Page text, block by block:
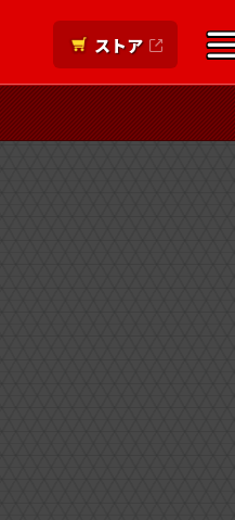
ストア